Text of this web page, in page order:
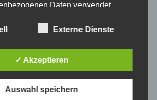
Daten verwendet
auf eine natürliche Person beziehen,
insbesondere, um Aspekte
persönlicher Vorlieben,
Zuverlässigkeit, Verhalten,
Person zu analysieren oder
Externe Dienste
✓ Akzeptieren
Auswahl speichern